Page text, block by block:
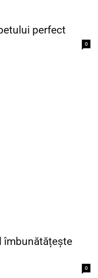
perfect
0
îmbunătățește
0